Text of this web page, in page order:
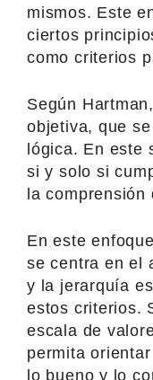
mismos. Este
ciertos
como criterios
Según
objetiva, que
lógica. En este
si y solo si
la comprensión
En este
se centra en el
y la jerarquía
estos criterios.
escala de
permita
lo bueno y lo